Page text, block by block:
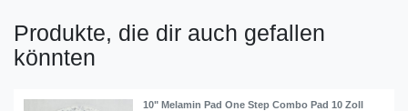
Produkte, die dir auch gefallen
könnten
10" Melamin Pad One Step Combo Pad 10 Zoll